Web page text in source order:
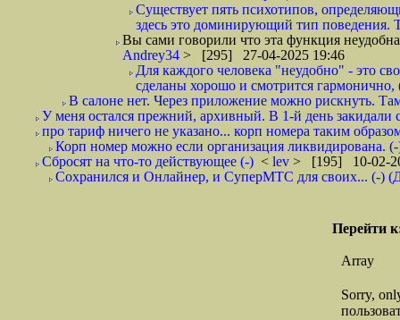
Существует пять психотипов,
здесь это доминирующий тип поведения.
Вы сами говорили что эта функция
Andrey34 > [295] 27-04-2025 19:46
Для каждого человека "неудобно" - это
сделаны хорошо и смотрится гармонично,
В салоне нет. Через приложение можно рискнуть.
У меня остался прежний, архивный. В 1-й день
про тариф ничего не указано... корп номера таким
Корп номер можно если организация ликвидирована.
Сбросят на что-то действующее (-) < lev > [195] 10-02-
Сохранился и Онлайнер, и СуперМТС для своих... (-)
Перейти
Array
Sorry,